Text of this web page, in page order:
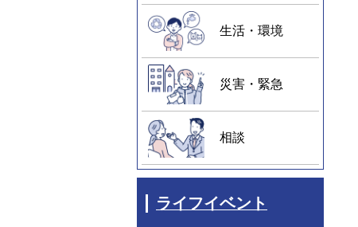
生活・環境
災害・緊急
相談
ライフイベント